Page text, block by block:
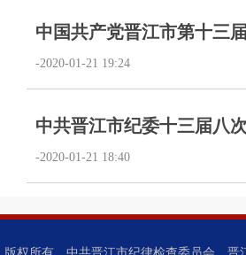
中国共产党晋江市第十三
-2020-01-21 19:24
中共晋江市纪委十三届八
-2020-01-21 18:40